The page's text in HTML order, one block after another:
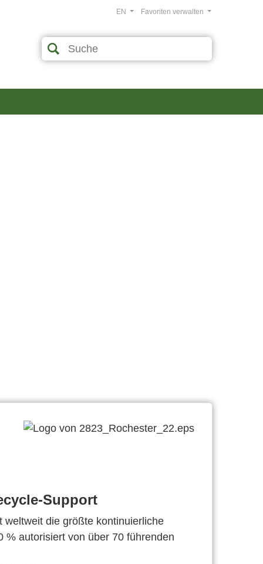
Favoriten verwalten
EN
Support
weltweit die größte kontinuierliche
% autorisiert von über 70 führenden